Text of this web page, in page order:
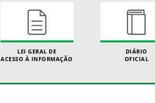
LEI GERAL DE
ACESSO À INFORMAÇÃO
DIÁRIO
OFICIAL